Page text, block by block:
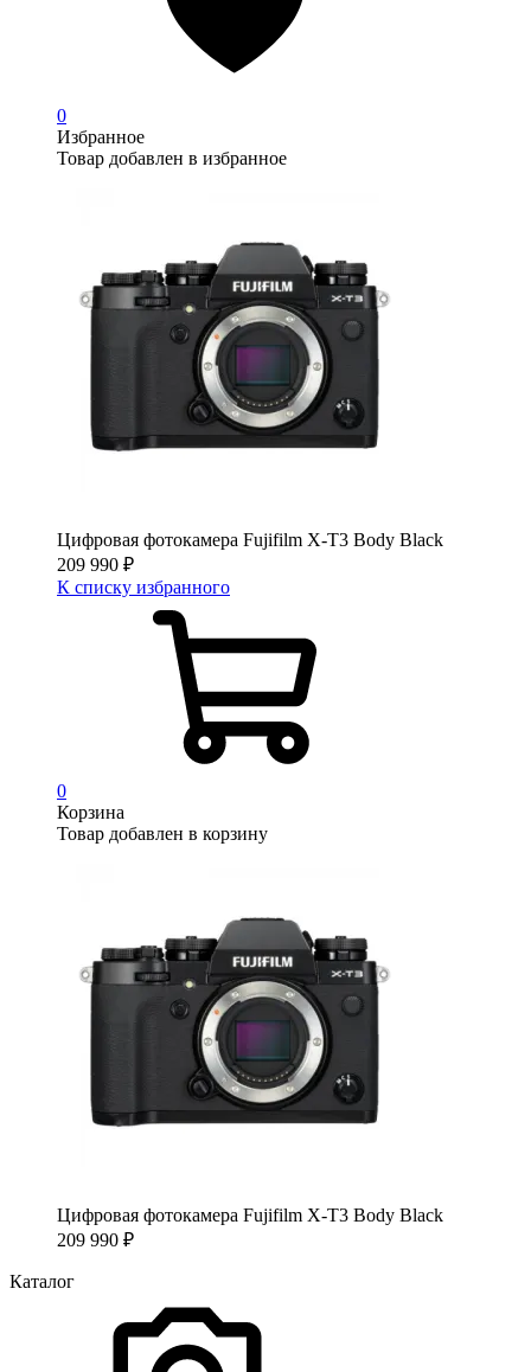
0
Избранное
Товар добавлен в избранное
Цифровая фотокамера Fujifilm X-T3 Body Black
209 990 ₽
К списку избранного
0
Корзина
Товар добавлен в корзину
Цифровая фотокамера Fujifilm X-T3 Body Black
209 990 ₽
Каталог